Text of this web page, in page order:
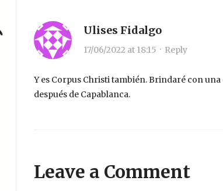
Ulises Fidalgo
17/06/2022 at 18:15 · Reply
Y es Corpus Christi también. Brindaré con
después de Capablanca.
Leave a Comment